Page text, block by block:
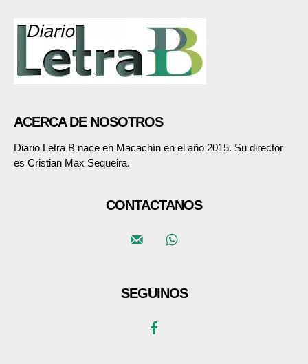
ACERCA DE NOSOTROS
Diario Letra B nace en Macachín en el año 2015. Su director
es Cristian Max Sequeira.
CONTACTANOS
SEGUINOS